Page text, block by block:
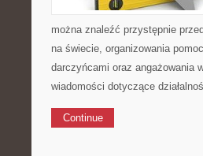
można znaleźć przystępnie
na świecie, organizowania
darczyńcami oraz angażowania
wiadomości dotyczące
Continue